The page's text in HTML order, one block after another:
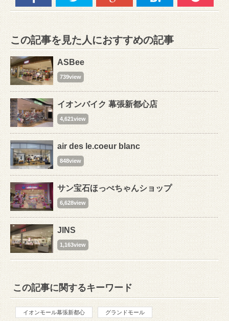
この記事を見た人におすすめの記事
ASBee
739view
イオンバイク 幕張新都心店
4,621view
air des le.coeur blanc
848view
サン宝石ほっぺちゃんショップ
6,628view
JINS
1,163view
この記事に関するキーワード
イオンモール幕張新都心 グランドモール